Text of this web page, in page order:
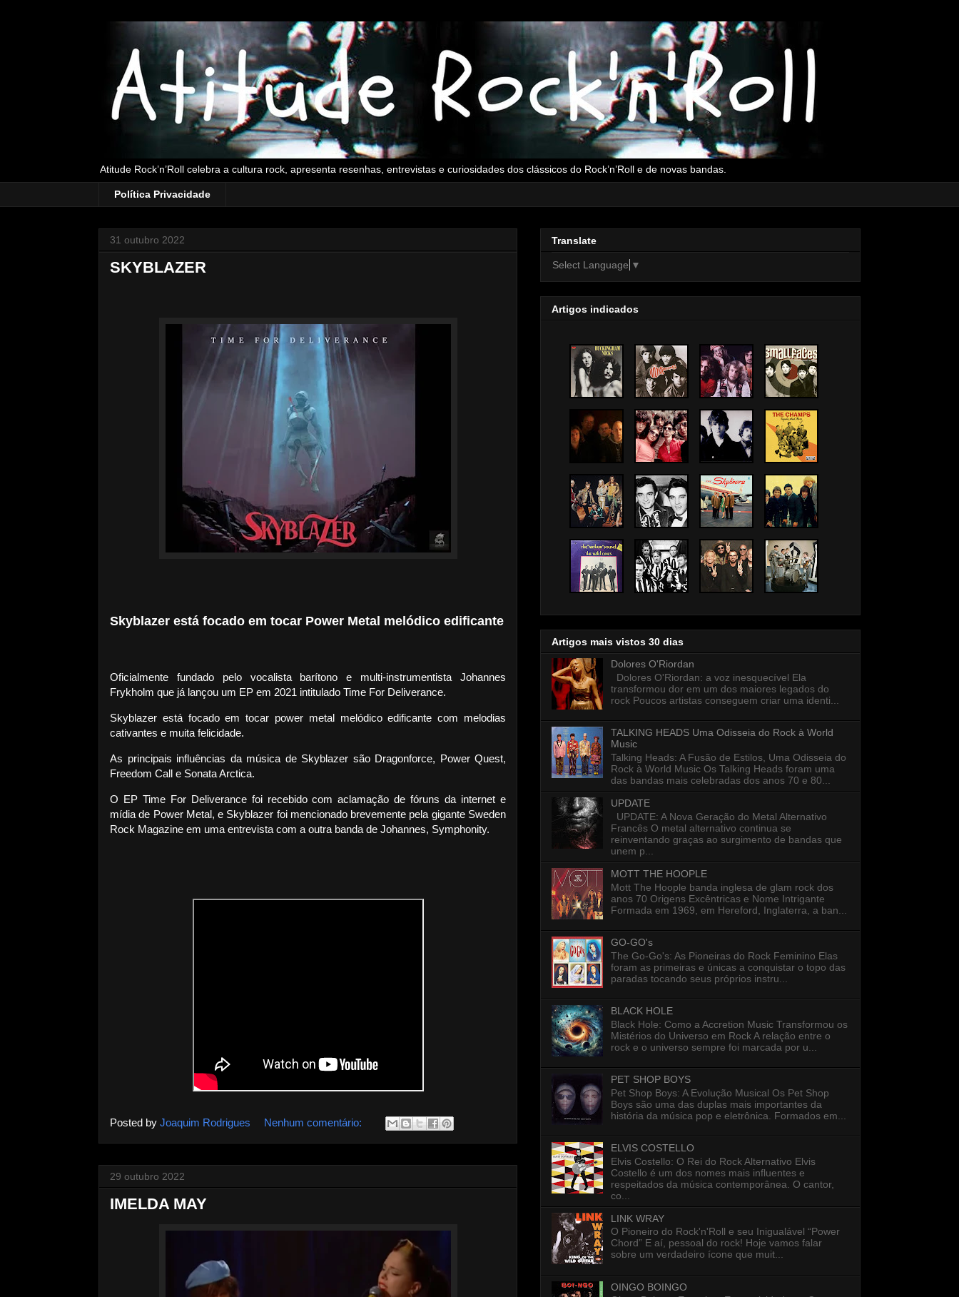
Atitude Rock’n’Roll celebra a cultura rock, apresenta resenhas, entrevistas e curiosidades dos clássicos do Rock’n’Roll e de novas bandas.
Política Privacidade
31 outubro 2022
SKYBLAZER
Skyblazer está focado em tocar Power Metal melódico edificante
Oficialmente fundado pelo vocalista barítono e multi-instrumentista Johannes
Frykholm que já lançou um EP em 2021 intitulado Time For Deliverance.
Skyblazer está focado em tocar power metal melódico edificante com melodias
cativantes e muita felicidade.
As principais influências da música de Skyblazer são Dragonforce, Power Quest,
Freedom Call e Sonata Arctica.
O EP Time For Deliverance foi recebido com aclamação de fóruns da internet e
mídia de Power Metal, e Skyblazer foi mencionado brevemente pela gigante Sweden
Rock Magazine em uma entrevista com a outra banda de Johannes, Symphonity.
Posted by Joaquim Rodrigues Nenhum comentário:
29 outubro 2022
IMELDA MAY
Translate
Select Language ▼
Artigos indicados
Artigos mais vistos 30 dias
Dolores O'Riordan
Dolores O'Riordan: a voz inesquecível Ela
transformou dor em um dos maiores legados do
rock Poucos artistas conseguem criar uma identi...
TALKING HEADS Uma Odisseia do Rock à World
Music
Talking Heads: A Fusão de Estilos, Uma Odisseia do
Rock à World Music Os Talking Heads foram uma
das bandas mais celebradas dos anos 70 e 80...
UPDATE
UPDATE: A Nova Geração do Metal Alternativo
Francês O metal alternativo continua se
reinventando graças ao surgimento de bandas que
unem p...
MOTT THE HOOPLE
Mott The Hoople banda inglesa de glam rock dos
anos 70 Origens Excêntricas e Nome Intrigante
Formada em 1969, em Hereford, Inglaterra, a ban...
GO-GO's
The Go-Go's: As Pioneiras do Rock Feminino Elas
foram as primeiras e únicas a conquistar o topo das
paradas tocando seus próprios instru...
BLACK HOLE
Black Hole: Como a Accretion Music Transformou os
Mistérios do Universo em Rock A relação entre o
rock e o universo sempre foi marcada por u...
PET SHOP BOYS
Pet Shop Boys: A Evolução Musical Os Pet Shop
Boys são uma das duplas mais importantes da
história da música pop e eletrônica. Formados em...
ELVIS COSTELLO
Elvis Costello: O Rei do Rock Alternativo Elvis
Costello é um dos nomes mais influentes e
respeitados da música contemporânea. O cantor,
co...
LINK WRAY
O Pioneiro do Rock'n'Roll e seu Inigualável “Power
Chord” E aí, pessoal do rock! Hoje vamos falar
sobre um verdadeiro ícone que muit...
OINGO BOINGO